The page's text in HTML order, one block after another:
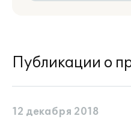
Публикации о
12 декабря 2018